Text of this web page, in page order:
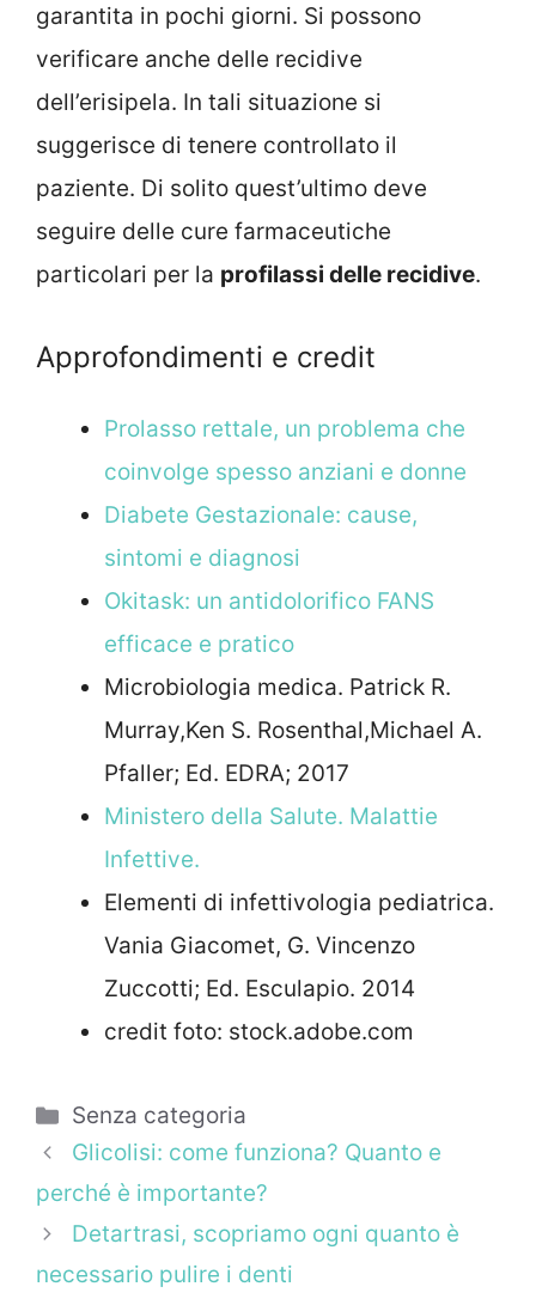
garantita in pochi giorni. Si possono
verificare anche delle recidive
dell’erisipela. In tali situazione si
suggerisce di tenere controllato il
paziente. Di solito quest’ultimo deve
seguire delle cure farmaceutiche
particolari per la profilassi delle recidive.
Approfondimenti e credit
Prolasso rettale, un problema che
coinvolge spesso anziani e donne
Diabete Gestazionale: cause,
sintomi e diagnosi
Okitask: un antidolorifico FANS
efficace e pratico
Microbiologia medica. Patrick R.
Murray,Ken S. Rosenthal,Michael A.
Pfaller; Ed. EDRA; 2017
Ministero della Salute. Malattie
Infettive.
Elementi di infettivologia pediatrica.
Vania Giacomet, G. Vincenzo
Zuccotti; Ed. Esculapio. 2014
credit foto: stock.adobe.com
Categorie
Senza categoria
Glicolisi: come funziona? Quanto e
perché è importante?
Detartrasi, scopriamo ogni quanto è
necessario pulire i denti